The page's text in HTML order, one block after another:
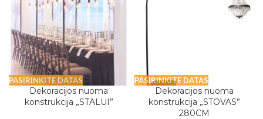
PASIRINKITE DATAS
Dekoracijos nuoma
konstrukcija „STALUI”
PASIRINKITE DATAS
Dekoracijos nuoma
konstrukcija „STOVAS”
280CM